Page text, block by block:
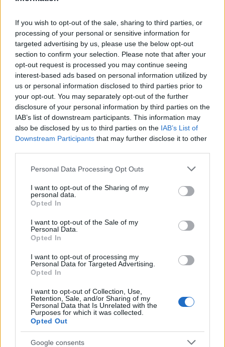
If you wish to opt-out of the sale, sharing to third parties, or
processing of your personal or sensitive information for
targeted advertising by us, please use the below opt-out
section to confirm your selection. Please note that after your
opt-out request is processed you may continue seeing
interest-based ads based on personal information utilized by
us or personal information disclosed to third parties prior to
your opt-out. You may separately opt-out of the further
disclosure of your personal information by third parties on the
IAB’s list of downstream participants. This information may
also be disclosed by us to third parties on the IAB’s List of
Downstream Participants that may further disclose it to other
Please note that this website/app uses one or more Google
not limited to your visit or usage behaviour. You may click to
grant or deny consent to Google and its third-party tags to
use your data for below specified purposes in below Google
consent section.
Personal Data Processing Opt Outs
I want to opt-out of the Sharing of my
personal data.
Opted In
I want to opt-out of the Sale of my
Personal Data.
Opted In
I want to opt-out of processing my
Personal Data for Targeted Advertising.
Opted In
I want to opt-out of Collection, Use,
Retention, Sale, and/or Sharing of my
Personal Data that Is Unrelated with the
Purposes for which it was collected.
Opted Out
Google consents
Conclusione: verso un confronto
pubblico trasparente
La proposta di legge nr.1527 solleva questioni
importanti e merita un dibattito approfondito.
Occorre evitare soluzioni semplicistiche e lavorare
su criteri chiari, risorse adeguate e strumenti di
valutazione scientifica. Il confronto in Commissione
e nelle sedi pubbliche dovrebbe puntare a
bilanciare la protezione delbenessere animale
cittadini, partendo dalle criticità emerse e
articolando proposte praticabili, misurabili e giuste.
L’articolo diMariavittoria Anzoletti
su La Rivista
riferimento per approfondire questi temi.
AUTORE